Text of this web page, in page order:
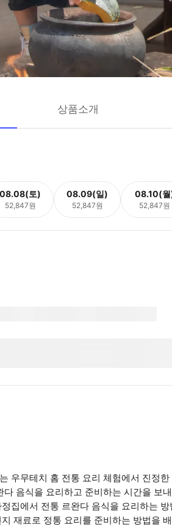
상품소개
08.08(토)
52,847원
08.09(일)
52,847원
08.10(
52,847원
우무테치 홈 전통 요리 체험에서 진정
다 음식을 요리하고 준비하는 시간을 보
집에서 전통 르완다 음식을 요리하는
재료로 정통 요리를 준비하는 방법을